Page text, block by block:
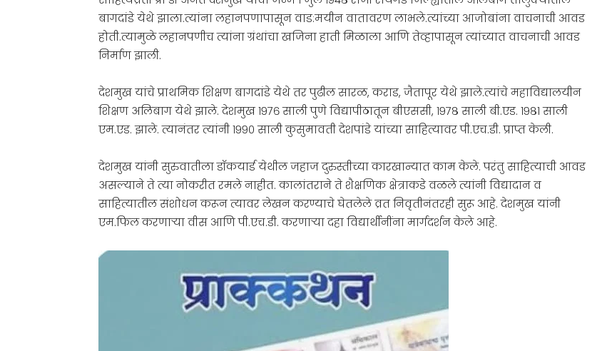
बागदांडे येथे झाला.त्यांना लहानपणापासून वाड:मयीन वातावरण लाभले.त्यांच्या आजोबांना वाचनाची आवड
होती.त्यामुळे लहानपणीच त्यांना ग्रंथांचा खजिना हाती मिळाला आणि तेव्हापासून त्यांच्यात वाचनाची आवड
निर्माण झाली.
देशमुख यांचे प्राथमिक शिक्षण बागदांडे येथे तर पुढील सारळ, कराड, जैतापूर येथे झाले.त्यांचे महाविद्यालयीन
शिक्षण अलिबाग येथे झाले. देशमुख १९७६ साली पुणे विद्यापीठातून बीएससी, १९७८ साली बी.एड. १९८१ साली
एम.एड. झाले. त्यानंतर त्यांनी १९९० साली कुसुमावती देशपांडे यांच्या साहित्यावर पी.एच.डी. प्राप्त केली.
देशमुख यांनी सुरुवातीला डॉकयार्ड येथील जहाज दुरुस्तीच्या कारखान्यात काम केले. परंतु साहित्याची आवड
असल्याने ते त्या नोकरीत रमले नाहीत. कालांतराने ते शैक्षणिक क्षेत्राकडे वळले त्यांनी विद्यादान व
साहित्यातील संशोधन करून त्यावर लेखन करण्याचे घेतलेले व्रत निवृतीनंतरही सुरू आहे. देशमुख यांनी
एम.फिल करणाऱ्या वीस आणि पी.एच.डी. करणाऱ्या दहा विद्यार्थीनींना मार्गदर्शन केले आहे.